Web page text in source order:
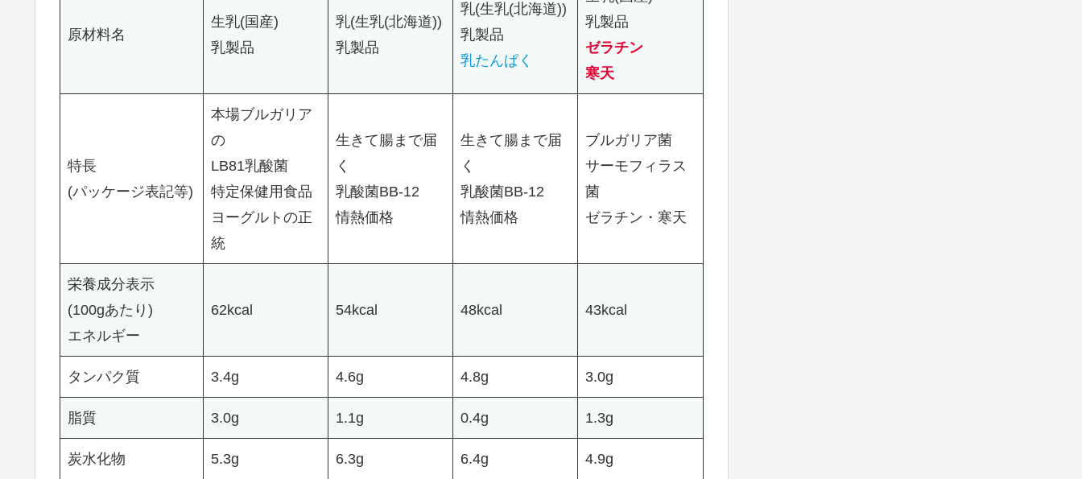
原材料名
生乳(国産)
乳製品
乳(生乳(北海道))
乳製品
乳(生乳(北海道))
乳製品
乳たんぱく
乳製品
ゼラチン
寒天
特長
(パッケージ表記等)
本場ブルガリア
の
LB81乳酸菌
特定保健用食品
ヨーグルトの正
統
生きて腸まで届
く
乳酸菌BB-12
情熱価格
生きて腸まで届
く
乳酸菌BB-12
情熱価格
ブルガリア菌
サーモフィラス
菌
ゼラチン・寒天
栄養成分表示
(100gあたり)
エネルギー
62kcal 54kcal 48kcal 43kcal
タンパク質 3.4g 4.6g 4.8g 3.0g
脂質 3.0g 1.1g 0.4g 1.3g
炭水化物 5.3g 6.3g 6.4g 4.9g